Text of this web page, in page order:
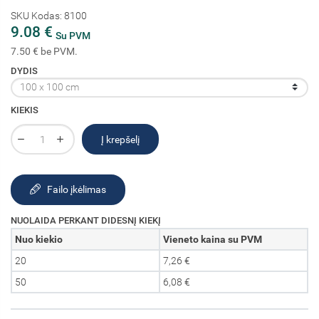
SKU Kodas: 8100
9.08 € Su PVM
7.50 € be PVM.
DYDIS
KIEKIS
Į krepšelį
Failo įkėlimas
NUOLAIDA PERKANT DIDESNĮ KIEKĮ
Nuo kiekio
Vieneto kaina su PVM
20
7,26 €
50
6,08 €